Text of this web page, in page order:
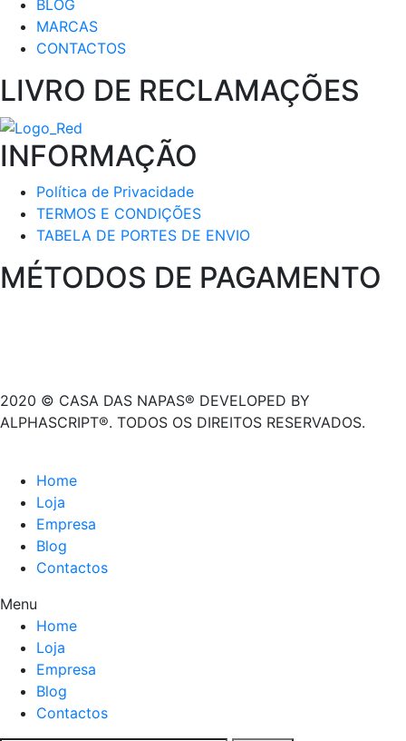
BLOG
MARCAS
CONTACTOS
LIVRO DE RECLAMAÇÕES
INFORMAÇÃO
Política de Privacidade
TERMOS E CONDIÇÕES
TABELA DE PORTES DE ENVIO
MÉTODOS DE PAGAMENTO
2020 © CASA DAS NAPAS® DEVELOPED BY
ALPHASCRIPT®. TODOS OS DIREITOS RESERVADOS.
Home
Loja
Empresa
Blog
Contactos
Menu
Home
Loja
Empresa
Blog
Contactos